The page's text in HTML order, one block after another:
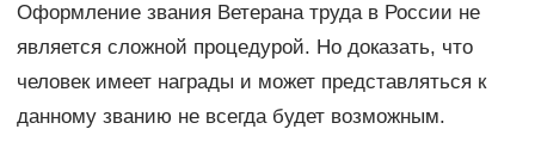
Оформление звания Ветерана труда в России не
является сложной процедурой. Но доказать, что
человек имеет награды и может представляться к
данному званию не всегда будет возможным.